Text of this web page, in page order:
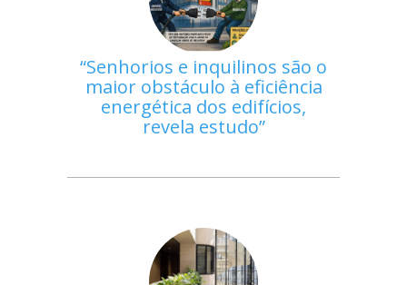
Senhorios e inquilinos são o
maior obstáculo à eficiência
energética dos edifícios,
revela estudo